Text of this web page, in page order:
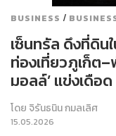
BUSINESS /
เซ็นทรัล ดึงที่ดิน
ท่องเที่ยวภูเก็ต
มอลล์’ แข่งเดือ
โดย จิรันธนิน กมลเลิศ
15.05.2026